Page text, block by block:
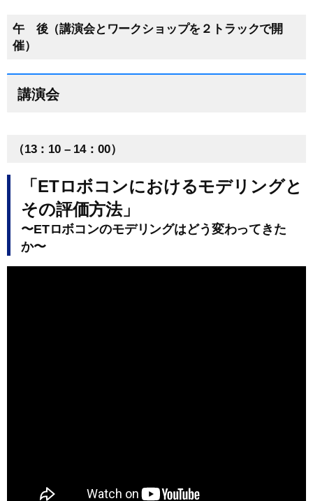
午 後（講演会とワークショップを２トラックで開
催）
講演会
（13：10 – 14：00）
「ETロボコンにおけるモデリングと
その評価方法」
〜ETロボコンのモデリングはどう変わってきた
か〜